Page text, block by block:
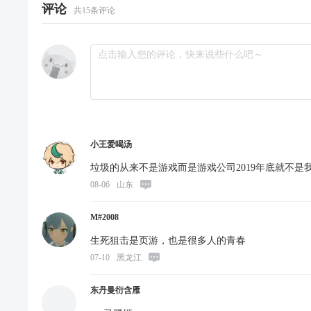
评论 共15条评论
小王爱喝汤
垃圾的从来不是游戏而是游戏公司2019年底就不是
08-06 山东
M#2008
生死狙击是页游，也是很多人的青春
07-10 黑龙江
东丹曼衍含雁